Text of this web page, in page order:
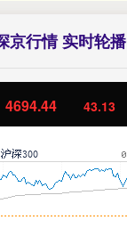
京行情 实时轮播
4694.44 43.13